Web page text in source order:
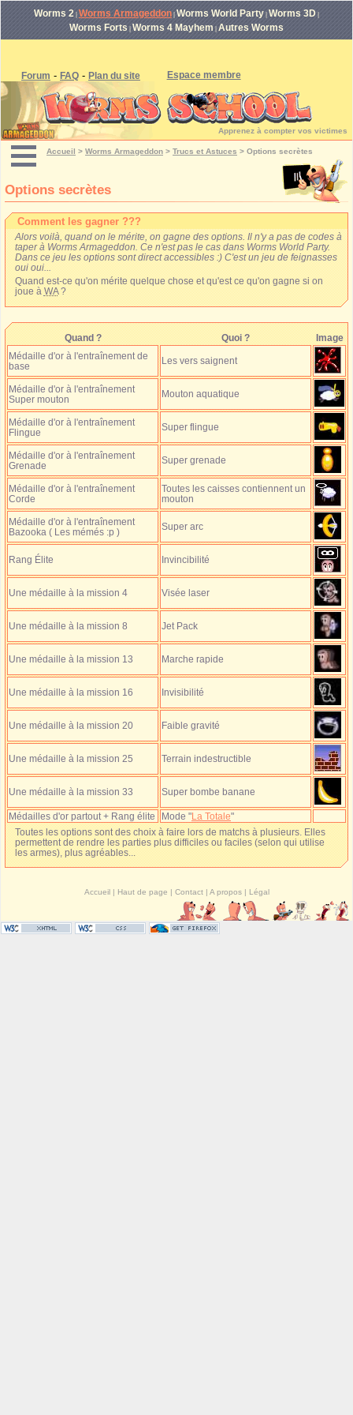
Worms 2 Worms Armageddon Worms World Party Worms 3D
Worms Forts Worms 4 Mayhem Autres Worms
Forum - FAQ - Plan du site Espace membre
Apprenez à compter vos victimes
Accueil > Worms Armageddon > Trucs et Astuces > Options secrètes
Options secrètes
Comment les gagner ???
Alors voilà, quand on le mérite, on gagne des options. Il n'y a pas de codes à
taper à Worms Armageddon. Ce n'est pas le cas dans Worms World Party.
Dans ce jeu les options sont direct accessibles :) C'est un jeu de feignasses
oui oui...
Quand est-ce qu'on mérite quelque chose et qu'est ce qu'on gagne si on
joue àWA?
Quand ? Quoi ?
Image
Médaille d'or à l'entraînement de
base
Les vers saignent
Médaille d'or à l'entraînement
Super mouton
Mouton aquatique
Médaille d'or à l'entraînement
Flingue
Super flingue
Médaille d'or à l'entraînement
Grenade
Super grenade
Médaille d'or à l'entraînement
Corde
Toutes les caisses contiennent un
mouton
Médaille d'or à l'entraînement
Bazooka ( Les mémés :p )
Super arc
Rang Élite Invincibilité
Une médaille à la mission 4 Visée laser
Une médaille à la mission 8 Jet Pack
Une médaille à la mission 13 Marche rapide
Une médaille à la mission 16 Invisibilité
Une médaille à la mission 20 Faible gravité
Une médaille à la mission 25 Terrain indestructible
Une médaille à la mission 33 Super bombe banane
Médailles d'or partout + Rang élite Mode " La Totale"
Toutes les options sont des choix à faire lors de matchs à plusieurs. Elles
permettent de rendre les parties plus difficiles ou faciles (selon qui utilise
les armes), plus agréables...
Accueil| Haut de page | Contact| A propos| Légal